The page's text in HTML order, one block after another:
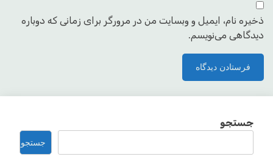
ذخیره نام، ایمیل و وبسایت من در مرورگر برای زمانی که دوباره
دیدگاهی می‌نویسم.
جستجو
جستجو